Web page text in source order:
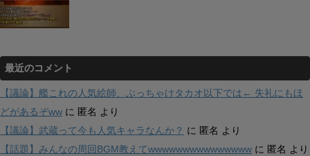
最近のコメント
【議論】艦これの人気絵師、ぶっちゃけタカオ以下では← 失礼にもほ
どがあるぞww に 匿名 より
【議論】武蔵って今も人気キャラなんか？ に 匿名 より
【話題】みんなの周回BGM教えてwwwwwwwwwwwwwww に 匿名 より